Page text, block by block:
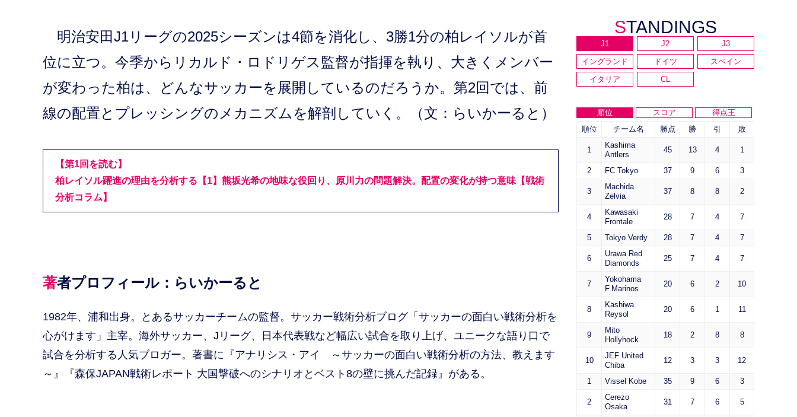
明治安田J1リーグの2025シーズンは4節を消化し、3勝1分の柏レイソルが首
位に立つ。今季からリカルド・ロドリゲス監督が指揮を執り、大きくメンバー
が変わった柏は、どんなサッカーを展開しているのだろうか。第2回では、前
線の配置とプレッシングのメカニズムを解剖していく。（文：らいかーると）
【第1回を読む】
柏レイソル躍進の理由を分析する【1】熊坂光希の地味な役回り、原川力の問題解決。配置の変化が持つ意味【戦術
分析コラム】
著者プロフィール：らいかーると
1982年、浦和出身。とあるサッカーチームの監督。サッカー戦術分析ブログ「サッカーの面白い戦術分析を
心がけます」主宰。海外サッカー、Jリーグ、日本代表戦など幅広い試合を取り上げ、ユニークな語り口で
試合を分析する人気ブロガー。著書に『アナリシス・アイ ～サッカーの面白い戦術分析の方法、教えます
～』『森保JAPAN戦術レポート 大国撃破へのシナリオとベスト8の壁に挑んだ記録』がある。
STANDINGS
J1 J2
J3
イングランド
ドイツ
スペイン
イタリア
CL
順位 スコア
得点王
順位
チーム名 勝点 勝 引 敗
1
Kashima
Antlers
45 13 4 1
2 FC Tokyo 37 9 6 3
3
Machida
Zelvia
37 8 8 2
4
Kawasaki
Frontale
28 7 4 7
5 Tokyo Verdy 28 7 4 7
6
Urawa Red
Diamonds
25 7 4 7
7
Yokohama
F.Marinos
20 6 2 10
8
Kashiwa
Reysol
20 6 1 11
9
Mito
Hollyhock
18 2 8 8
10
JEF United
Chiba
12 3 3 12
1 Vissel Kobe 35 9 6 3
2
Cerezo
Osaka
31 7 6 5